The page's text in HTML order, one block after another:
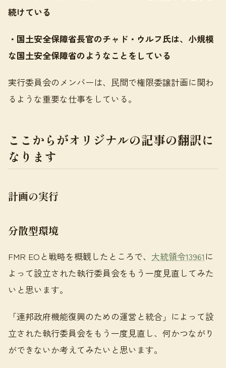
続けている
・国土安全保障省長官のチャド・ウルフ氏は、小規模
な国土安全保障省のようなことをしている
実行委員会のメンバーは、民間で権限委譲計画に関わ
るような重要な仕事をしている。
ここからがオリジナルの記事の翻訳に
なります
計画の実行
分散型環境
FMR EOと戦略を概観したところで、 大統領令13961に
よって設立された執行委員会をもう一度見直してみた
いと思います。
「連邦政府機能復興のための運営と統合」によって設
立された執行委員会をもう一度見直し、何かつながり
ができないか考えてみたいと思います。